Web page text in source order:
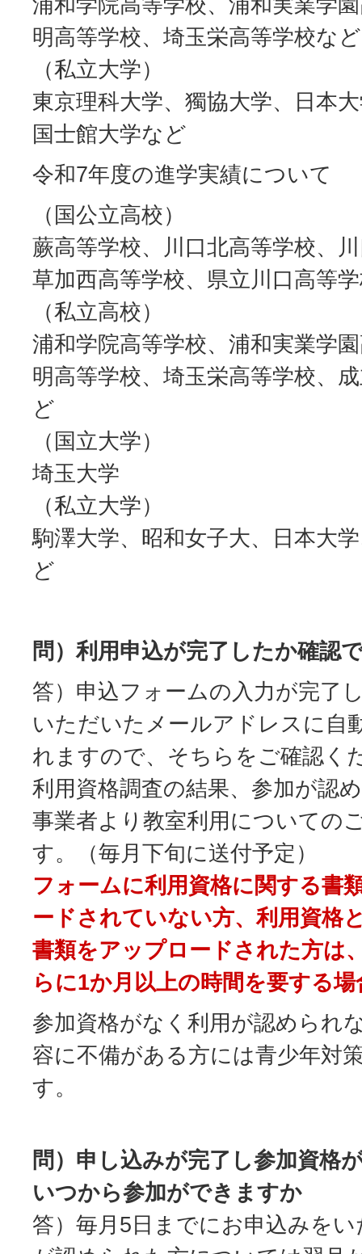
明高等学校、埼玉栄高等学校など
（私立大学）
東京理科大学、獨協大学、日本
国士館大学など
令和7年度の進学実績について
（国公立高校）
蕨高等学校、川口北高等学校、
草加西高等学校、県立川口高等
（私立高校）
浦和学院高等学校、浦和実業学
明高等学校、埼玉栄高等学校、
ど
（国立大学）
埼玉大学
（私立大学）
駒澤大学、昭和女子大、日本大
ど
問）利用申込が完了したか確認
答）申込フォームの入力が完了
いただいたメールアドレスに自
れますので、そちらをご確認く
利用資格調査の結果、参加が認
事業者より教室利用についての
す。（毎月下旬に送付予定）
フォームに利用資格に関する書
ードされていない方、利用資格
書類をアップロードされた方は
らに1か月以上の時間を要する
参加資格がなく利用が認められ
容に不備がある方には青少年対
す。
問）申し込みが完了し参加資格
いつから参加ができますか
答）毎月5日までにお申込みを